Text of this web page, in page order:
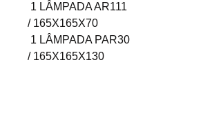
1 LÂMPADA AR111
/ 165X165X70
1 LÂMPADA PAR30
/ 165X165X130